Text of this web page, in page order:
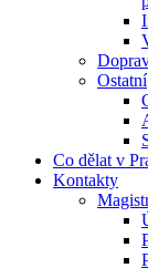
Ostatní
Co dělat v
Kontakty